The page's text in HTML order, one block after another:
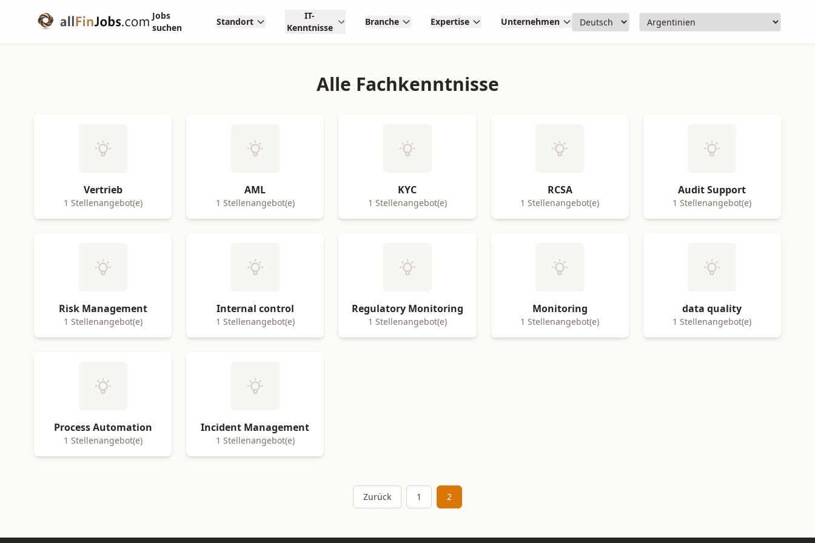
Jobs
suchen
Standort
IT-
Kenntnisse
Branche Expertise Unternehmen
Alle Fachkenntnisse
Vertrieb
1 Stellenangebot(e)
AML
1 Stellenangebot(e)
KYC
1 Stellenangebot(e)
RCSA
1 Stellenangebot(e)
Audit Support
1 Stellenangebot(e)
Risk Management
1 Stellenangebot(e)
Internal control
1 Stellenangebot(e)
Regulatory Monitoring
1 Stellenangebot(e)
Monitoring
1 Stellenangebot(e)
data quality
1 Stellenangebot(e)
Process Automation
1 Stellenangebot(e)
Incident Management
1 Stellenangebot(e)
Zurück 1 2